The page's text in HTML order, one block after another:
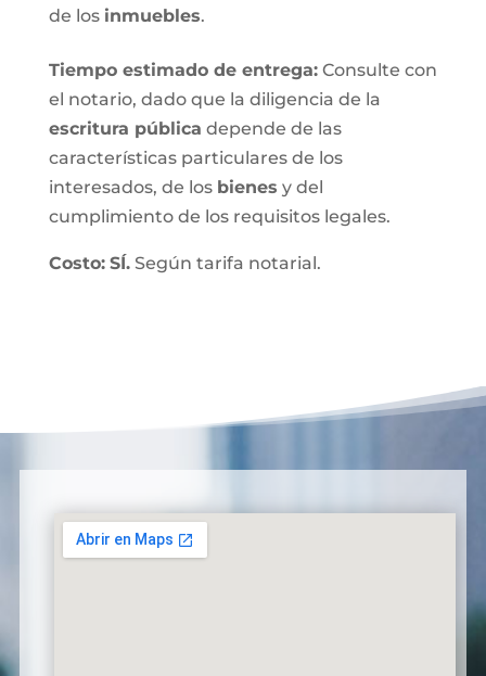
de los inmuebles.
Tiempo estimado de entrega:Consulte con
el notario, dado que la diligencia de la
escritura pública depende de las
características particulares de los
interesados, de los bienes y del
cumplimiento de los requisitos legales.
Costo: SÍ.Según tarifa notarial.